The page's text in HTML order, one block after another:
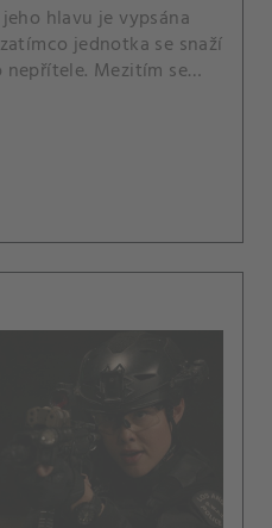
hlavu je vypsána
se snaží
Mezitím se